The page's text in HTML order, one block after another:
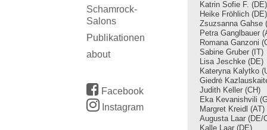
Schamrock-
Salons
Publikationen
about
Facebook
Instagram
Katrin Sofie F. (DE)
Heike Fröhlich (DE)
Zsuzsanna Gahse
Petra Ganglbauer
Romana Ganzoni
Sabine Gruber (IT)
Lisa Jeschke (DE)
Kateryna Kalytko
Giedrė
Judith Keller (CH)
Eka Kevanishvili
Margret Kreidl (AT)
Augusta Laar (DE/
Kalle Laar (DE)